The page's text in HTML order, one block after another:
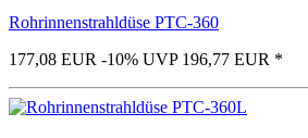
Rohrinnenstrahldüse PTC-360
177,08 EUR -10% UVP 196,77 EUR *